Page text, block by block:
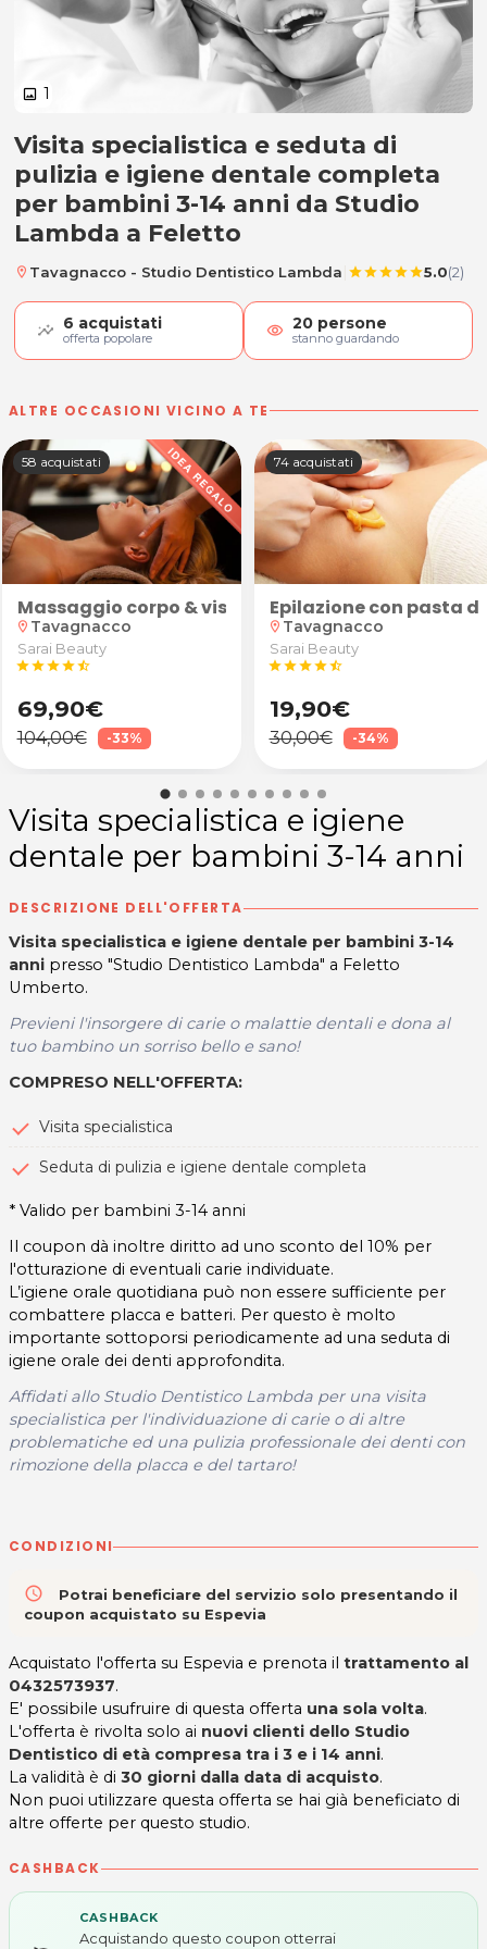
image 1
Visita specialistica e igiene
Visita specialistica e seduta di
pulizia e igiene dentale completa
per bambini 3-14 anni da Studio
Lambda a Feletto
location_on Tavagnacco - Studio Dentistico Lambda starstarstarstarstar5.0(2)
6 acquistati
offerta popolare visibility 20 persone
stanno guardando
ALTRE OCCASIONI VICINO A TE
Uomo a Tavagnacco
moda uomo + eventuale rasatura barba da
58 acquistati
Massaggio corpo & viso "Armonia Profunda"
location_on Tavagnacco
Sarai Beauty
starstarstarstarstar_half
69,90€
104,00€ -33%
74 acquistati
Epilazione con pasta
location_on Tavagnacco
Sarai Beauty
starstarstarstarstar_half
19,90€
30,00€ -34%
Visita specialistica e igiene
dentale per bambini 3-14 anni
DESCRIZIONE DELL'OFFERTA
Visita specialistica e igiene dentale per bambini 3-14
anni presso "Studio Dentistico Lambda" a Feletto
Umberto.
Previeni l'insorgere di carie o malattie dentali e dona al
tuo bambino un sorriso bello e sano!
COMPRESO NELL'OFFERTA:
Visita specialistica
Seduta di pulizia e igiene dentale completa
* Valido per bambini 3-14 anni
Il coupon dà inoltre diritto ad uno sconto del 10% per
l'otturazione di eventuali carie individuate.
L’igiene orale quotidiana può non essere sufficiente per
combattere placca e batteri. Per questo è molto
importante sottoporsi periodicamente ad una seduta di
igiene orale dei denti approfondita.
Affidati allo Studio Dentistico Lambda per una visita
specialistica per l'individuazione di carie o di altre
problematiche ed una pulizia professionale dei denti con
rimozione della placca e del tartaro!
CONDIZIONI
access_time
Potrai beneficiare del servizio solo presentando il
coupon acquistato su Espevia
Acquistato l'offerta su Espevia e prenota il trattamento al
0432573937.
E' possibile usufruire di questa offerta una sola volta.
L'offerta è rivolta solo ai nuovi clienti dello Studio
Dentistico di età compresa tra i 3 e i 14 anni.
La validità è di 30 giorni dalla data di acquisto.
Non puoi utilizzare questa offerta se hai già beneficiato di
altre offerte per questo studio.
CASHBACK
CASHBACK
Acquistando questo coupon otterrai